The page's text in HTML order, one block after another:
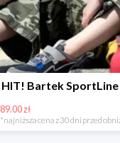
HIT! Bartek SportLine
89.00 zł
*najniższa cena z 30 dni przed